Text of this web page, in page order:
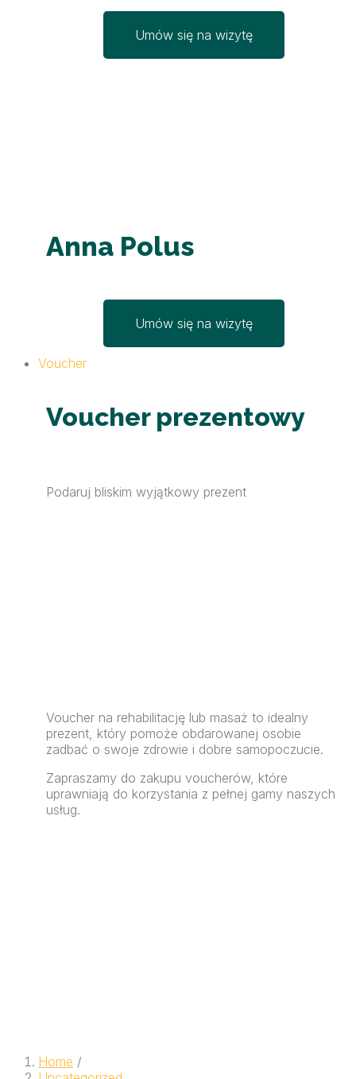
Umów się na wizytę
Anna Polus
Umów się na wizytę
Voucher
Voucher prezentowy
Podaruj bliskim wyjątkowy prezent
Voucher na rehabilitację lub masaż to idealny
prezent, który pomoże obdarowanej osobie
zadbać o swoje zdrowie i dobre samopoczucie.
Zapraszamy do zakupu voucherów, które
uprawniają do korzystania z pełnej gamy naszych
usług.
Home /